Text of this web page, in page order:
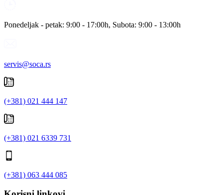
Ponedeljak - petak: 9:00 - 17:00h, Subota: 9:00 - 13:00h
servis@soca.rs
(+381) 021 444 147
(+381) 021 6339 731
(+381) 063 444 085